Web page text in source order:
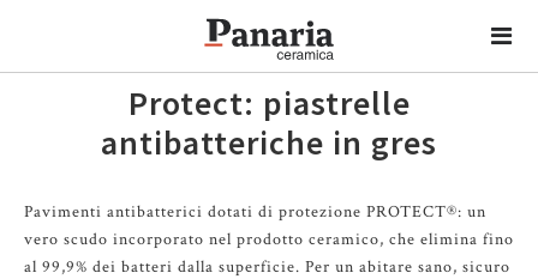
Protect: piastrelle
antibatteriche in gres
Pavimenti antibatterici dotati di protezione PROTECT®: un
vero scudo incorporato nel prodotto ceramico, che elimina fino
al 99,9% dei batteri dalla superficie. Per un abitare sano, sicuro